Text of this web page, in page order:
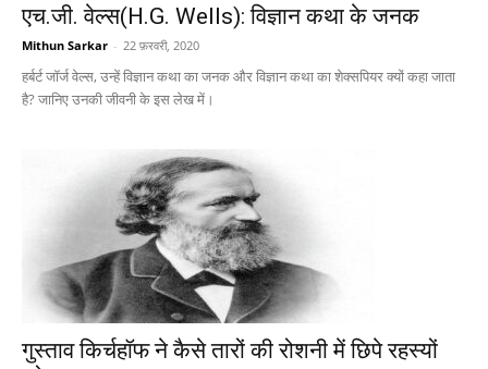
एच.जी. वेल्स(H.G. Wells): विज्ञान कथा के जनक
Mithun Sarkar - 22 फ़रवरी, 2020
हर्बर्ट जॉर्ज वेल्स, उन्हें विज्ञान कथा का जनक और विज्ञान कथा का शेक्सपियर क्यों कहा जाता
है? जानिए उनकी जीवनी के इस लेख में।
गुस्ताव किर्चहॉफ ने कैसे तारों की रोशनी में छिपे रहस्यों